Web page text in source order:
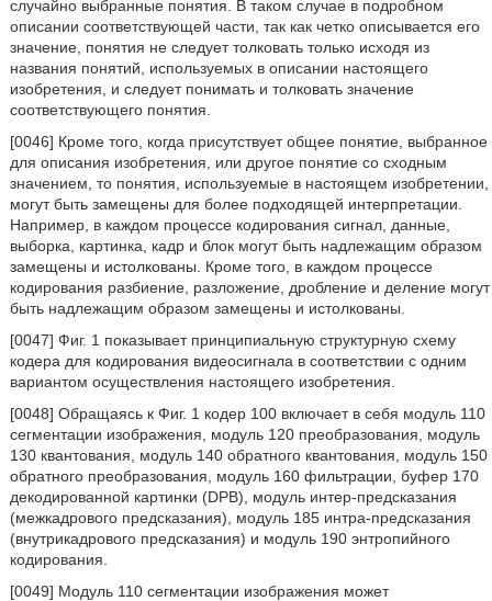
случайно выбранные понятия. В таком случае в подробном
описании соответствующей части, так как четко описывается его
значение, понятия не следует толковать только исходя из
названия понятий, используемых в описании настоящего
изобретения, и следует понимать и толковать значение
соответствующего понятия.
[0046] Кроме того, когда присутствует общее понятие, выбранное
для описания изобретения, или другое понятие со сходным
значением, то понятия, используемые в настоящем изобретении,
могут быть замещены для более подходящей интерпретации.
Например, в каждом процессе кодирования сигнал, данные,
выборка, картинка, кадр и блок могут быть надлежащим образом
замещены и истолкованы. Кроме того, в каждом процессе
кодирования разбиение, разложение, дробление и деление могут
быть надлежащим образом замещены и истолкованы.
[0047] Фиг. 1 показывает принципиальную структурную схему
кодера для кодирования видеосигнала в соответствии с одним
вариантом осуществления настоящего изобретения.
[0048] Обращаясь к Фиг. 1 кодер 100 включает в себя модуль 110
сегментации изображения, модуль 120 преобразования, модуль
130 квантования, модуль 140 обратного квантования, модуль 150
обратного преобразования, модуль 160 фильтрации, буфер 170
декодированной картинки (DPB), модуль интер-предсказания
(межкадрового предсказания), модуль 185 интра-предсказания
(внутрикадрового предсказания) и модуль 190 энтропийного
кодирования.
[0049] Модуль 110 сегментации изображения может